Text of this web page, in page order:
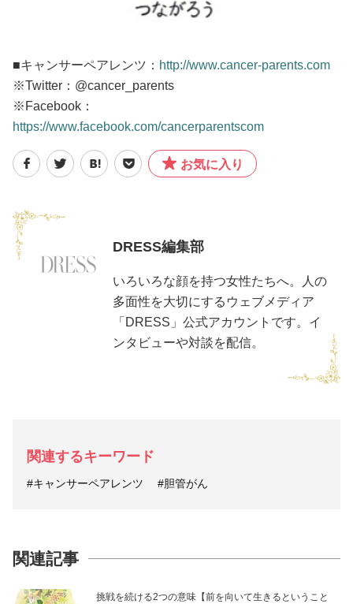
■キャンサーペアレンツ： http://www.cancer-parents.com
※Twitter：@cancer_parents
※Facebook：
https://www.facebook.com/cancerparentscom
お気に入り
DRESS編集部
いろいろな顔を持つ女性たちへ。人の
多面性を大切にするウェブメディア
「DRESS」公式アカウントです。イ
ンタビューや対談を配信。
関連するキーワード
#キャンサーペアレンツ #胆管がん
関連記事
挑戦を続ける2つの意味【前を向いて生きるということ